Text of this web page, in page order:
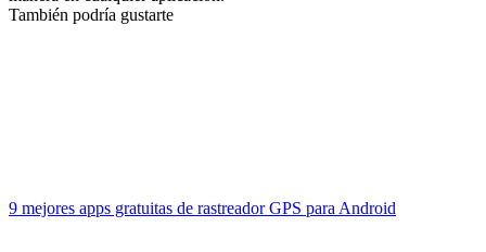
También podría gustarte
9 mejores apps gratuitas de rastreador GPS para Android